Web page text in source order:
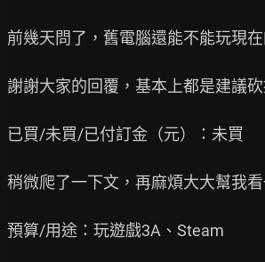
前幾天問了，舊電腦還能不能玩現在
謝謝大家的回覆，基本上都是建議砍
已買/未買/已付訂金（元）：未買
稍微爬了一下文，再麻煩大大幫我
預算/用途：玩遊戲3A、Steam